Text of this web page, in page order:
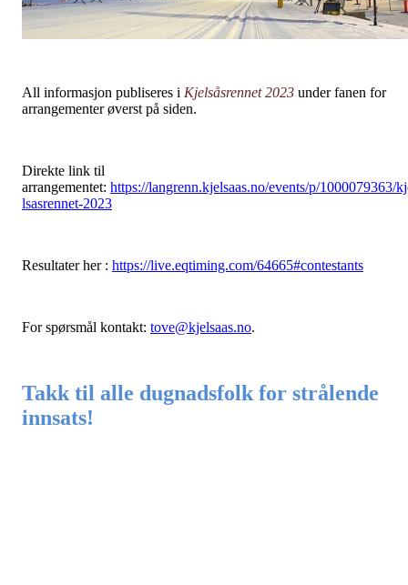
All informasjon publiseres i Kjelsåsrennet 2023 under fanen for
arrangementer øverst på siden.
Direkte link til
arrangementet: https://langrenn.kjelsaas.no/events/p/1000079363/
lsasrennet-2023
Resultater her : https://live.eqtiming.com/64665#contestants
For spørsmål kontakt: tove@kjelsaas.no.
Takk til alle dugnadsfolk for strålende
innsats!